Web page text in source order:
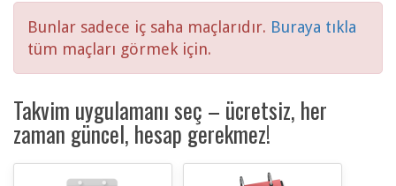
Bunlar sadece iç saha maçlarıdır. Buraya tıkla
tüm maçları görmek için.
Takvim uygulamanı seç – ücretsiz, her
zaman güncel, hesap gerekmez!